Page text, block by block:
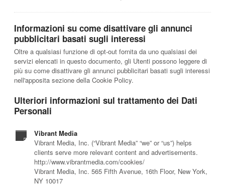
Informazioni su come disattivare gli annunci
pubblicitari basati sugli interessi
Oltre a qualsiasi funzione di opt-out fornita da uno qualsiasi dei
servizi elencati in questo documento, gli Utenti possono leggere di
più su come disattivare gli annunci pubblicitari basati sugli interessi
nell'apposita sezione della Cookie Policy.
Ulteriori informazioni sul trattamento dei Dati
Personali
Vibrant Media
Vibrant Media, Inc. (“Vibrant Media” “we” or “us”) helps
clients serve more relevant content and advertisements.
http://www.vibrantmedia.com/cookies/
Vibrant Media, Inc. 565 Fifth Avenue, 16th Floor, New York,
NY 10017